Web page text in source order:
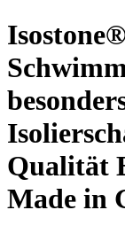
Qualität
Made in